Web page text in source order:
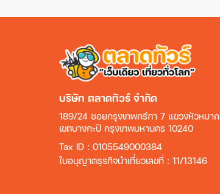
บริษัท ตลาดทัวร์ จำกัด
189/24 ซอยกรุงเทพกรีฑา 7 แขวงหัวหมาก
เขตบางกะปิ กรุงเทพมหานคร 10240
Tax ID : 0105549000384
ใบอนุญาตธุรกิจนำเที่ยวเลขที่ : 11/13146